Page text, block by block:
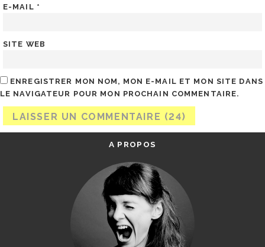
E-MAIL *
SITE WEB
ENREGISTRER MON NOM, MON E-MAIL ET MON SITE DANS
LE NAVIGATEUR POUR MON PROCHAIN COMMENTAIRE.
A PROPOS